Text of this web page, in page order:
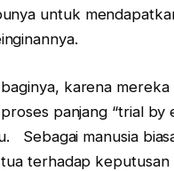
untuk
karena mereka
panjang “trial by
Sebagai manusia
terhadap